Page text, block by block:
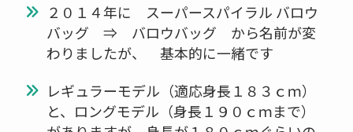
２０１４年に スーパースパイラル バロウ
バッグ ⇒ バロウバッグ から名前が変
わりましたが、 基本的に一緒です
レギュラーモデル（適応身長１８３ｃｍ）
と、ロングモデル（身長１９０ｃｍまで）